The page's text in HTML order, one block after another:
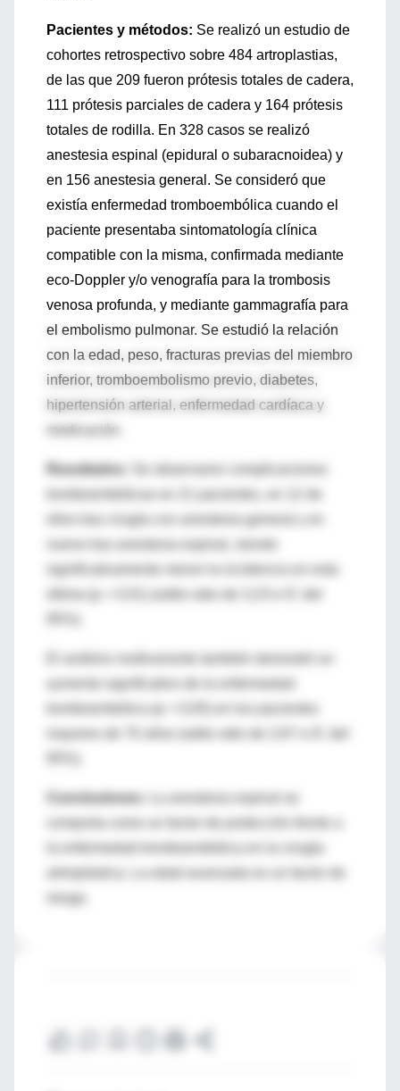
Pacientes y métodos: Se realizó un estudio de
cohortes retrospectivo sobre 484 artroplastias,
de las que 209 fueron prótesis totales de cadera,
111 prótesis parciales de cadera y 164 prótesis
totales de rodilla. En 328 casos se realizó
anestesia espinal (epidural o subaracnoidea) y
en 156 anestesia general. Se consideró que
existía enfermedad tromboembólica cuando el
paciente presentaba sintomatología clínica
compatible con la misma, confirmada mediante
eco-Doppler y/o venografía para la trombosis
venosa profunda, y mediante gammagrafía para
el embolismo pulmonar. Se estudió la relación
con la edad, peso, fracturas previas del miembro
inferior, tromboembolismo previo, diabetes,
hipertensión arterial, enfermedad cardíaca y
medicación.
Resultados:
ellos tras cirugía con anestesia general y en
significativamente menor la incidencia en esta
aumento significativo de la enfermedad
mayores de 70 años (odds ratio de 2,67 e IC del
Conclusiones:
comporta como un factor de protección frente a
la enfermedad tromboembólica en la cirugía
riesgo.